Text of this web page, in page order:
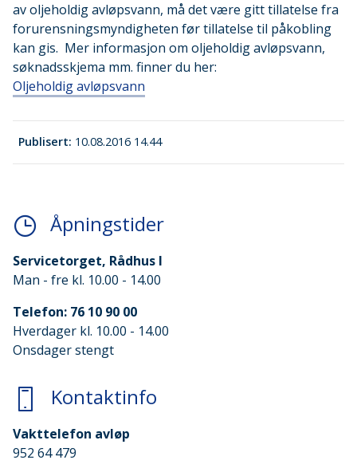
av oljeholdig avløpsvann, må det være gitt tillatelse fra
forurensningsmyndigheten før tillatelse til påkobling
kan gis. Mer informasjon om oljeholdig avløpsvann,
søknadsskjema mm. finner du her:
Oljeholdig avløpsvann
Publisert 10.08.2016 14.44
Åpningstider
Servicetorget, Rådhus I
Man - fre kl. 10.00 - 14.00
Telefon: 76 10 90 00
Hverdager kl. 10.00 - 14.00
Onsdager stengt
Kontaktinfo
Vakttelefon avløp
952 64 479